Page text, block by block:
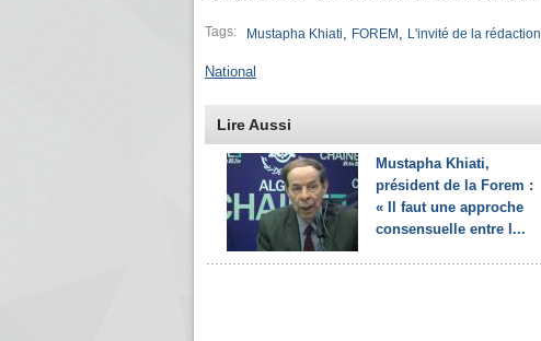
Tags: Mustapha Khiati, FOREM , L'invité de la rédaction
National
Lire Aussi
Mustapha Khiati,
président de la Forem :
« Il faut une approche
consensuelle entre l...